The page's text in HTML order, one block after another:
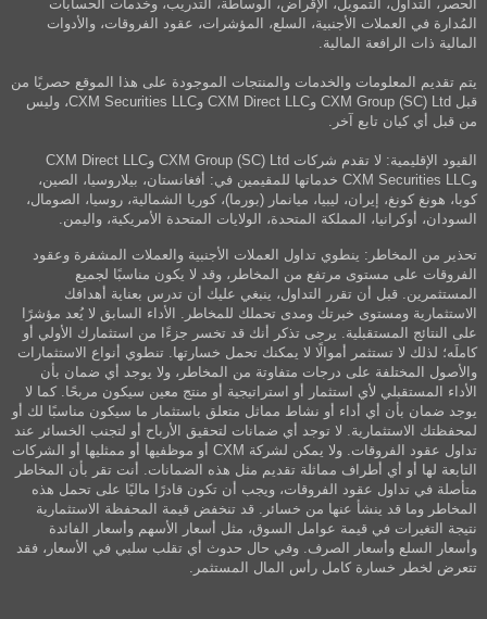
الحصر، التداول، التمويل، الإقراض، الوساطة، التدريب، وخدمات الحسابات
المُدارة في العملات الأجنبية، السلع، المؤشرات، عقود الفروقات، والأدوات
المالية ذات الرافعة المالية.
يتم تقديم المعلومات والخدمات والمنتجات الموجودة على هذا الموقع حصريًا من
قبل CXM Group (SC) Ltd وCXM Direct LLC وCXM Securities LLC، وليس
من قبل أي كيان تابع آخر.
القيود الإقليمية: لا تقدم شركات CXM Group (SC) Ltd وCXM Direct LLC
وCXM Securities LLC خدماتها للمقيمين في: أفغانستان، بيلاروسيا، الصين،
كوبا، هونغ كونغ، إيران، ليبيا، ميانمار (بورما)، كوريا الشمالية، روسيا، الصومال،
السودان، أوكرانيا، المملكة المتحدة، الولايات المتحدة الأمريكية، واليمن.
تحذير من المخاطر: ينطوي تداول العملات الأجنبية والعملات المشفرة وعقود
الفروقات على مستوى مرتفع من المخاطر، وقد لا يكون مناسبًا لجميع
المستثمرين. قبل أن تقرر التداول، ينبغي عليك أن تدرس بعناية أهدافك
الاستثمارية ومستوى خبرتك ومدى تحملك للمخاطر. الأداء السابق لا يُعد مؤشرًا
على النتائج المستقبلية. يرجى تذكر أنك قد تخسر جزءًا من استثمارك الأولي أو
كاملَه؛ لذلك لا تستثمر أموالًا لا يمكنك تحمل خسارتها. تنطوي أنواع الاستثمارات
والأصول المختلفة على درجات متفاوتة من المخاطر، ولا يوجد أي ضمان بأن
الأداء المستقبلي لأي استثمار أو استراتيجية أو منتج معين سيكون مربحًا. كما لا
يوجد ضمان بأن أي أداء أو نشاط مماثل متعلق باستثمار ما سيكون مناسبًا لك أو
لمحفظتك الاستثمارية. لا توجد أي ضمانات لتحقيق الأرباح أو لتجنب الخسائر عند
تداول عقود الفروقات. ولا يمكن لشركة CXM أو موظفيها أو ممثليها أو الشركات
التابعة لها أو أي أطراف مماثلة تقديم مثل هذه الضمانات. أنت تقر بأن المخاطر
متأصلة في تداول عقود الفروقات، ويجب أن تكون قادرًا ماليًا على تحمل هذه
المخاطر وما قد ينشأ عنها من خسائر. قد تنخفض قيمة المحفظة الاستثمارية
نتيجة التغيرات في قيمة عوامل السوق، مثل أسعار الأسهم وأسعار الفائدة
وأسعار السلع وأسعار الصرف. وفي حال حدوث أي تقلب سلبي في الأسعار، فقد
تتعرض لخطر خسارة كامل رأس المال المستثمر.